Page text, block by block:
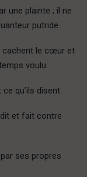
une plainte ; il ne
putride.
cachent le cœur et
voulu.
qu’ils disent.
et fait contre
ses propres